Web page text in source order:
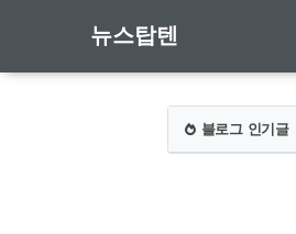
뉴스탑텐
블로그 인기글